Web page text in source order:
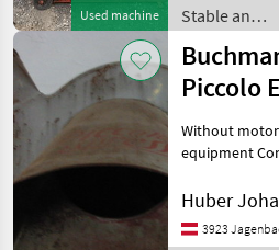
Used machine
and yard equ
Stable and
yard
equipment /
Buchmann
Piccolo
40 cm
Without motor
equipment
Huber
3923